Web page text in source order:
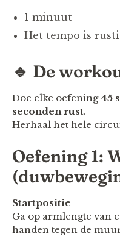
1 minuut
Het tempo is
🔹 De
Doe elke oefening 45
seconden rust.
Herhaal het hele
Oefening 1:
Startpositie
Ga op armlengte van
handen tegen de